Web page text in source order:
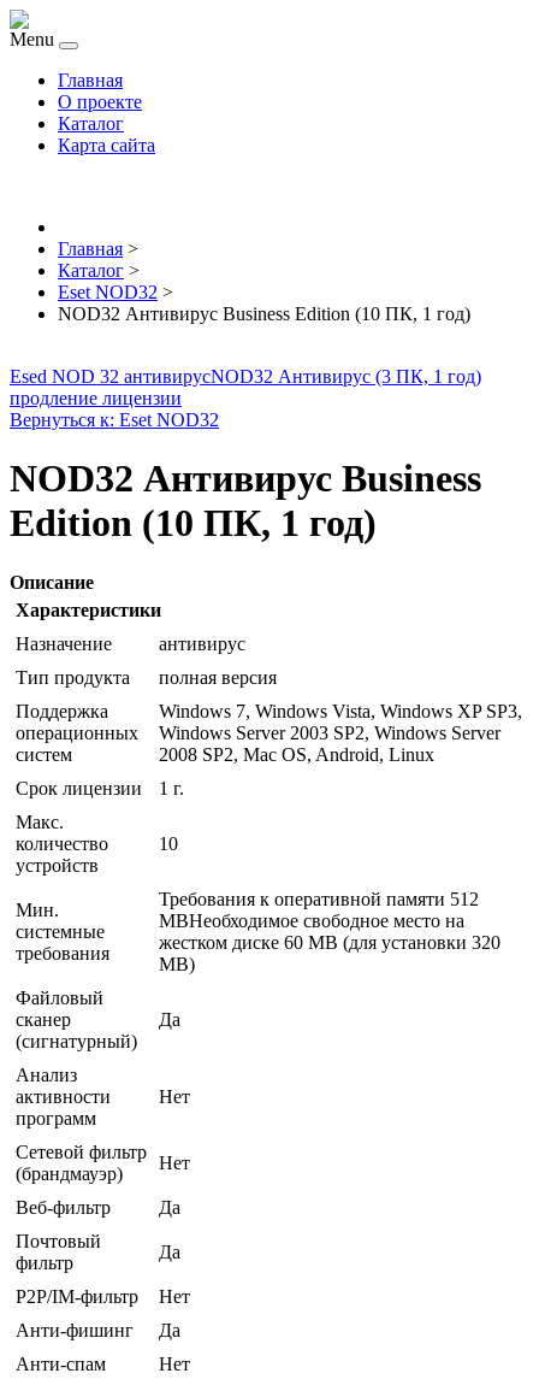
Menu
Главная
О проекте
Каталог
Карта сайта
Главная >
Каталог >
Eset NOD32 >
NOD32 Антивирус Business Edition (10 ПК, 1 год)
Esed NOD 32 антивирусNOD32 Антивирус (3 ПК, 1 год)
продление лицензии
Вернуться к: Eset NOD32
NOD32 Антивирус Business
Edition (10 ПК, 1 год)
Описание
Характеристики
Назначение
антивирус
Тип продукта
полная версия
Поддержка
операционных
систем
Windows 7, Windows Vista, Windows XP SP3,
Windows Server 2003 SP2, Windows Server
2008 SP2, Mac OS, Android, Linux
Срок лицензии
1 г.
Макс.
количество
устройств
10
Мин.
системные
требования
Требования к оперативной памяти 512
MBНеобходимое свободное место на
жестком диске 60 MB (для установки 320
MB)
Файловый
сканер
(сигнатурный)
Да
Анализ
активности
программ
Нет
Сетевой фильтр
(брандмауэр)
Нет
Веб-фильтр
Да
Почтовый
фильтр
Да
P2P/IM-фильтр
Нет
Анти-фишинг
Да
Анти-спам
Нет